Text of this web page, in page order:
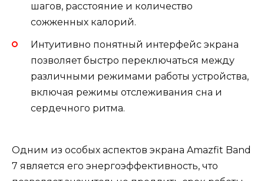
шагов, расстояние и количество
сожженных калорий.
Интуитивно понятный интерфейс экрана
позволяет быстро переключаться между
различными режимами работы устройства,
включая режимы отслеживания сна и
сердечного ритма.
Одним из особых аспектов экрана Amazfit Band
7 является его энергоэффективность, что